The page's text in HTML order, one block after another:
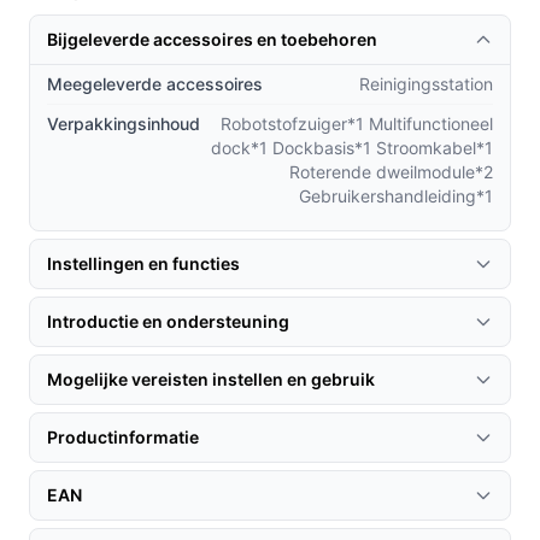
Merk:Roborock
Model:QV 35A (Qrevo upgrade)
Kleur:Zwart
Geluidsniveau:
64 dB
Ja, 2,7 L
Batterijduur:Tot 180 minuten
Oplaadtijd:4 uur
Accu technologie:Li-Ion
Voltage:14.4 V
Veelgestelde vragen
Hoe gaat de Roborock QV 35A om met
huisdierenharen?
De robotstofzuiger is uitgerust met een klitvrij
Bijgeleverde accessoires en toebehoren
Meegeleverde accessoires
Reinigingsstation
Verpakkingsinhoud
Robotstofzuiger*1 Multifunctioneel
dock*1 Dockbasis*1 Stroomkabel*1
Roterende dweilmodule*2
Gebruikershandleiding*1
Instellingen en functies
Introductie en ondersteuning
Mogelijke vereisten instellen en gebruik
Productinformatie
EAN